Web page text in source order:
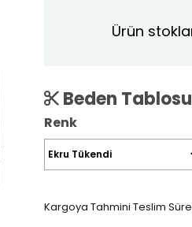
Ürün
Beden Tablosu
Renk
Kargoya Tahmini Teslim